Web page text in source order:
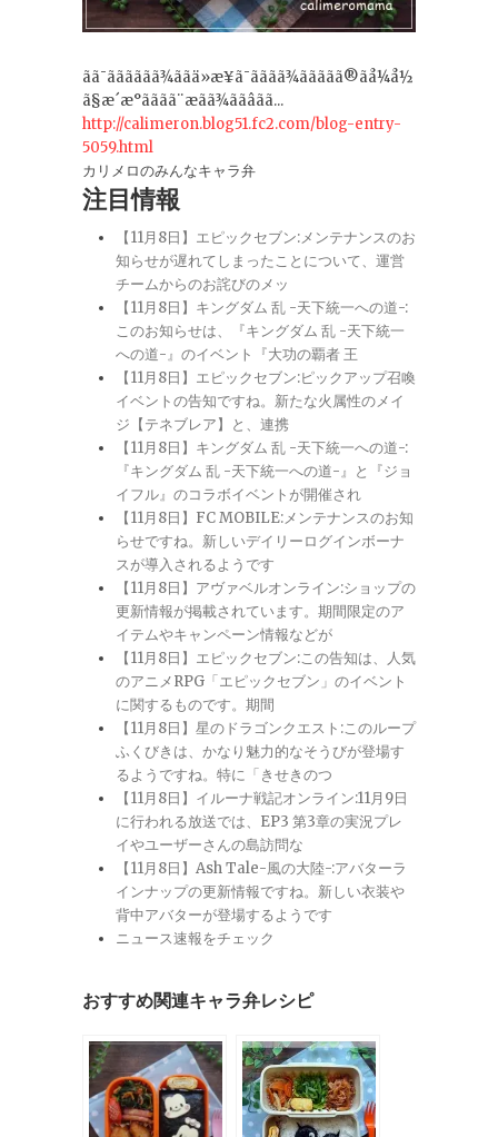
ãã¯ãããããã¾ããä»æ¥ã¯ãããã¾ããããã®ãå¼å½
ã§æ´æ°ãããã¨æãã¾ããâãã...
http://calimeron.blog51.fc2.com/blog-entry-
5059.html
カリメロのみんなキャラ弁
注目情報
【11月8日】エピックセブン:メンテナンスのお
知らせが遅れてしまったことについて、運営
チームからのお詫びのメッ
【11月8日】キングダム 乱 -天下統一への道-:
このお知らせは、『キングダム 乱 -天下統一
への道-』のイベント『大功の覇者 王
【11月8日】エピックセブン:ピックアップ召喚
イベントの告知ですね。新たな火属性のメイ
ジ【テネブレア】と、連携
【11月8日】キングダム 乱 -天下統一への道-:
『キングダム 乱 -天下統一への道-』と『ジョ
イフル』のコラボイベントが開催され
【11月8日】FC MOBILE:メンテナンスのお知
らせですね。新しいデイリーログインボーナ
スが導入されるようです
【11月8日】アヴァベルオンライン:ショップの
更新情報が掲載されています。期間限定のア
イテムやキャンペーン情報などが
【11月8日】エピックセブン:この告知は、人気
のアニメRPG「エピックセブン」のイベント
に関するものです。期間
【11月8日】星のドラゴンクエスト:このループ
ふくびきは、かなり魅力的なそうびが登場す
るようですね。特に「きせきのつ
【11月8日】イルーナ戦記オンライン:11月9日
に行われる放送では、EP3 第3章の実況プレ
イやユーザーさんの島訪問な
【11月8日】Ash Tale-風の大陸-:アバターラ
インナップの更新情報ですね。新しい衣装や
背中アバターが登場するようです
ニュース速報をチェック
おすすめ関連キャラ弁レシピ